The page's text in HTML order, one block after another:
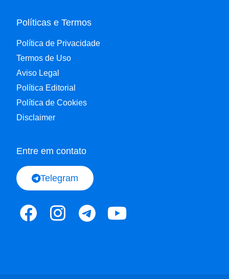
Políticas e Termos
Política de Privacidade
Termos de Uso
Aviso Legal
Política Editorial
Política de Cookies
Disclaimer
Entre em contato
Telegram